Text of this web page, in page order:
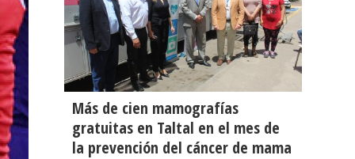
Más de cien mamografías
gratuitas en Taltal en el mes de
la prevención del cáncer de mama